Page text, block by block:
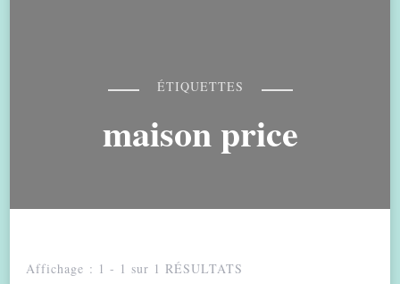
ÉTIQUETTES
maison price
Affichage : 1 - 1 sur 1 RÉSULTATS